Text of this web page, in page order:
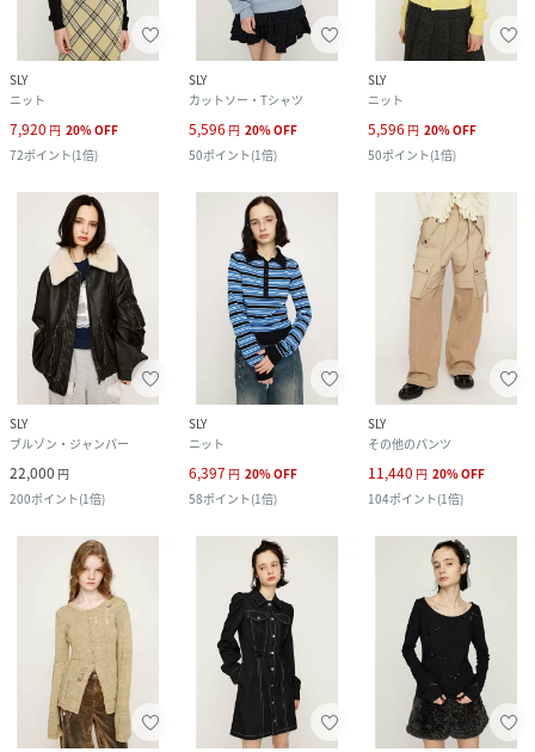
SLY
ニット
7,920 円 20%OFF
72ポイント(1倍)
SLY
カットソー・Tシャツ
5,596 円 20%OFF
50ポイント(1倍)
SLY
ニット
5,596 円 20%OFF
50ポイント(1倍)
SLY
ブルゾン・ジャンパー
22,000 円
200ポイント(1倍)
SLY
ニット
6,397 円 20%OFF
58ポイント(1倍)
SLY
その他のパンツ
11,440 円 20%OFF
104ポイント(1倍)